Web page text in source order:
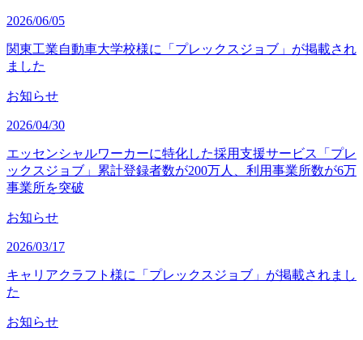
2026/06/05
関東工業自動車大学校様に「プレックスジョブ」が掲載され
ました
お知らせ
2026/04/30
エッセンシャルワーカーに特化した採用支援サービス「プレ
ックスジョブ」累計登録者数が200万人、利用事業所数が6万
事業所を突破
お知らせ
2026/03/17
キャリアクラフト様に「プレックスジョブ」が掲載されまし
た
お知らせ